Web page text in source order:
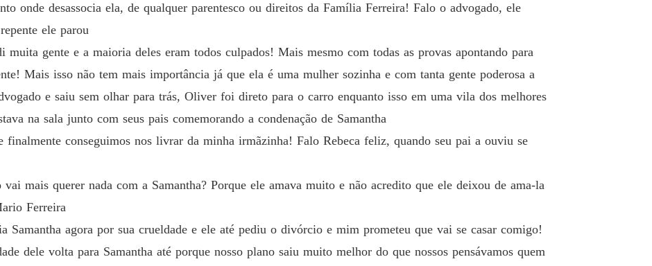
onde desassocia ela, de qualquer parentesco ou direitos da Família Ferreira! Falo o advogado, ele
ele parou
muita gente e a maioria deles eram todos culpados! Mais mesmo com todas as provas apontando para
Mais isso não tem mais importância já que ela é uma mulher sozinha e com tanta gente poderosa a
e saiu sem olhar para trás, Oliver foi direto para o carro enquanto isso em uma vila dos melhores
na sala junto com seus pais comemorando a condenação de Samantha
finalmente conseguimos nos livrar da minha irmãzinha! Falo Rebeca feliz, quando seu pai a ouviu se
mais querer nada com a Samantha? Porque ele amava muito e não acredito que ele deixou de ama-la
Ferreira
Samantha agora por sua crueldade e ele até pediu o divórcio e mim prometeu que vai se casar comigo!
dele volta para Samantha até porque nosso plano saiu muito melhor do que nossos pensávamos quem